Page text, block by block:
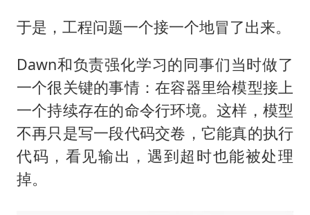
于是，工程问题一个接一个地冒了出来。
Dawn和负责强化学习的同事们当时做了
一个很关键的事情：在容器里给模型接上
一个持续存在的命令行环境。这样，模型
不再只是写一段代码交卷，它能真的执行
代码，看见输出，遇到超时也能被处理
掉。